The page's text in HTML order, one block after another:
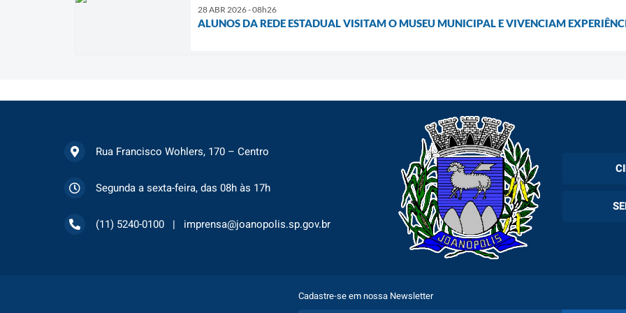
28 ABR 2026 - 08h26
ALUNOS DA REDE ESTADUAL VISITAM O MUSEU MUNICIPAL E VIVENCIAM
Rua Francisco Wohlers, 170 – Centro
Segunda a sexta-feira, das 08h às 17h
(11) 5240-0100 imprensa@joanopolis.sp.gov.br
Cadastre-se em nossa Newsletter